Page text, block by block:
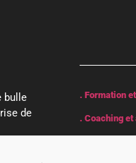
bulle
de
. Formation
. Coaching